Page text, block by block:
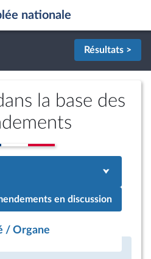
nationale
Résultats >
la base des
en discussion
/ Organe